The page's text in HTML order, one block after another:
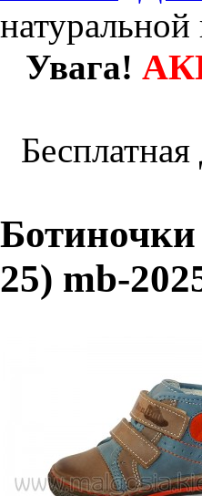
Увага!
25) mb-